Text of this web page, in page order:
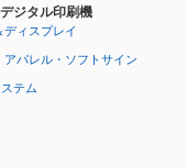
ジタル印刷機
ィスプレイ
パレル・ソフトサイン
テム